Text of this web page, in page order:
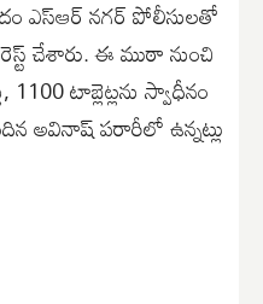
ఎస్ఆర్ నగర్ పోలీసులతో
చేశారు. ఈ ముఠా నుంచి
1100 టాబ్లెట్లను స్వాధీనం
అవినాష్ పరారీలో ఉన్నట్లు